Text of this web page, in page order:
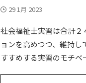
29 1月 2023
社会福祉士実習は合計
ョンを高めつつ、維持
すすめする実習のモチベ